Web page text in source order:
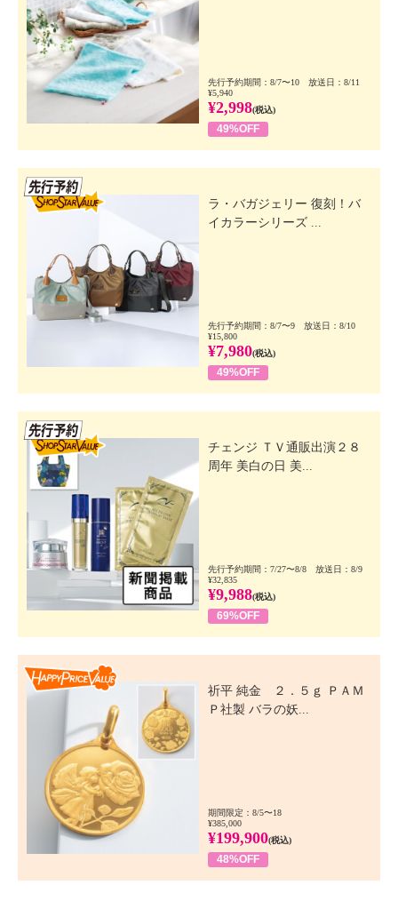
先行予約期間：8/7〜10 放送日：8/11
¥5,940
¥2,998(税込)
49%OFF
ラ・バガジェリー 復刻！バ
イカラーシリーズ ...
先行予約期間：8/7〜9 放送日：8/10
¥15,800
¥7,980(税込)
49%OFF
チェンジ ＴＶ通販出演２８
周年 美白の日 美...
先行予約期間：7/27〜8/8 放送日：8/9
¥32,835
¥9,988(税込)
69%OFF
祈平 純金 ２．５ｇ ＰＡＭ
Ｐ社製 バラの妖...
期間限定：8/5〜18
¥385,000
¥199,900(税込)
48%OFF